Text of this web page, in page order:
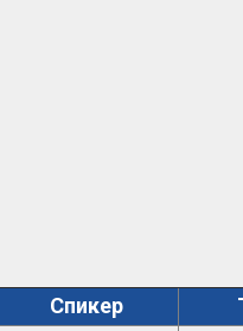
Спикер